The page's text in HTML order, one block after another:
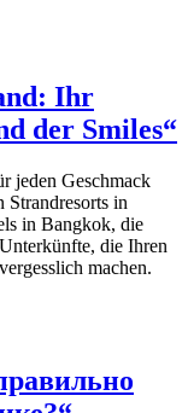
Ihr
der Smiles“
jeden Geschmack
Strandresorts in
in Bangkok, die
die Ihren
machen.